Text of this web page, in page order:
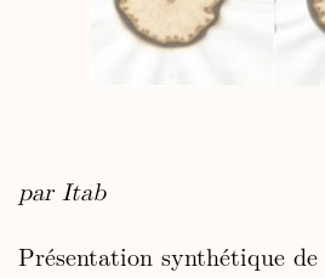
par Itab
Présentation synthétique